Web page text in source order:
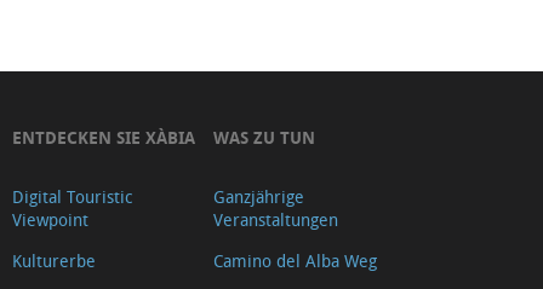
ENTDECKEN SIE XÀBIA
Digital Touristic
Viewpoint
Kulturerbe
WAS ZU TUN
Ganzjährige
Veranstaltungen
Camino del Alba Weg